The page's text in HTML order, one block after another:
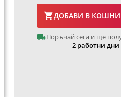
ДОБАВИ В
Поръчай сега и ще
2 работни дни